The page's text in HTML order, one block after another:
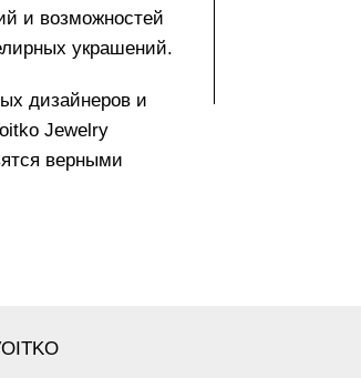
и возможностей
украшений.
дизайнеров и
Jewelry
верными